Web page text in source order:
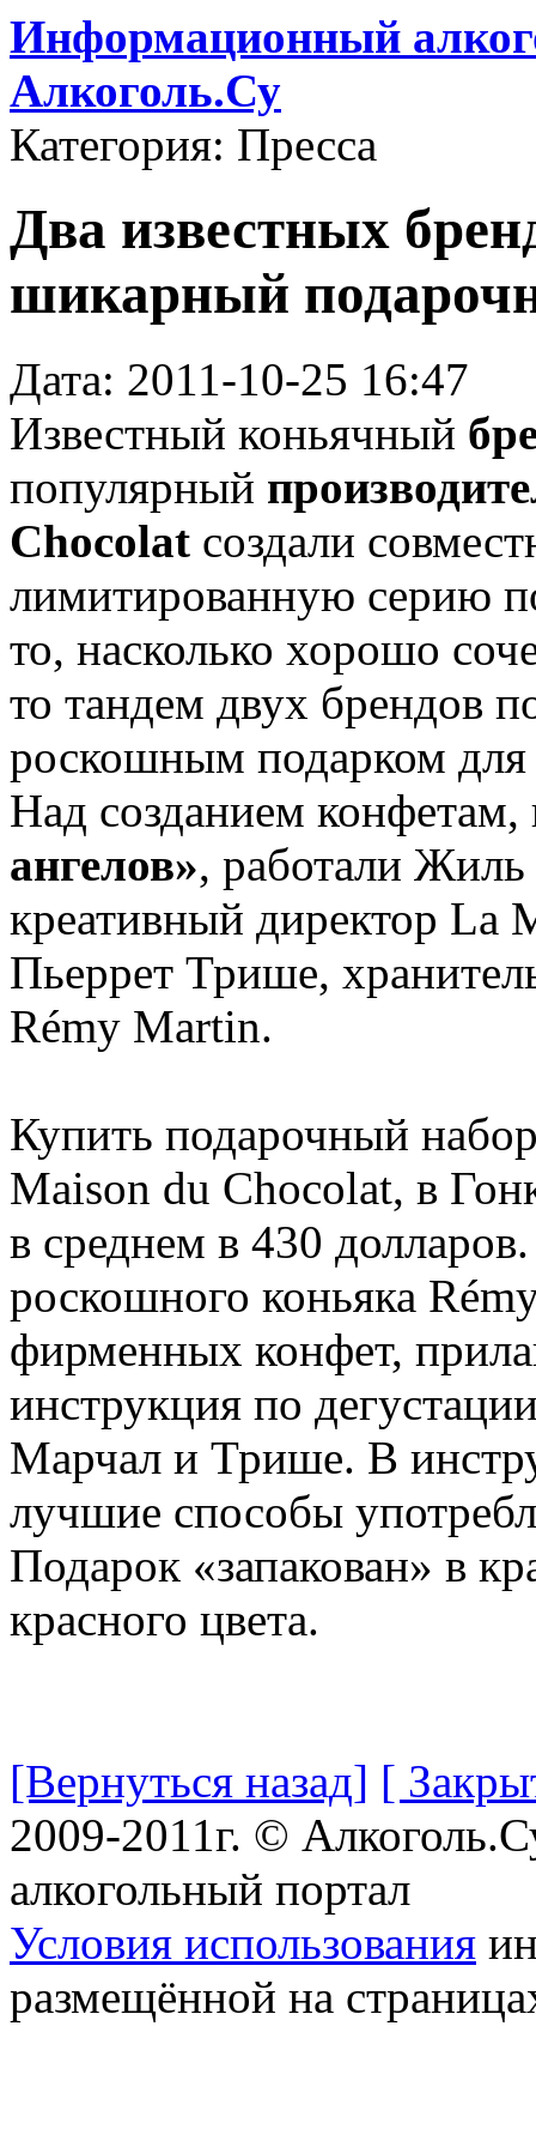
Информационный
Алкоголь.Су
Категория: Пресса
Два известных
шикарный
Дата: 2011-10-25 16:47
Известный коньячный
популярный
Chocolat создали
лимитированную серию
то, насколько хорошо
то тандем двух брендов
роскошным подарком для
Над созданием
ангелов», работали
креативный директор La
Пьеррет Трише,
Rémy Martin.
Купить подарочный
Maison du Chocolat, в
в среднем в 430
роскошного коньяка
фирменных конфет,
инструкция по
Марчал и Трише. В
лучшие способы
Подарок «запакован» в
красного цвета.
[Вернуться назад] [
2009-2011г. ©
алкогольный портал
Условия использования
размещённой на